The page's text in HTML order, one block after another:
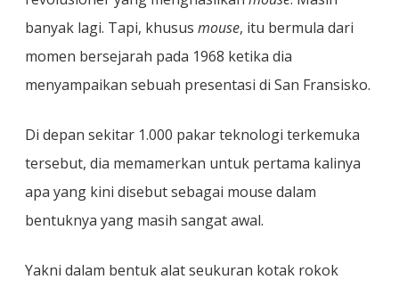
banyak lagi. Tapi, khusus mouse, itu bermula dari
momen bersejarah pada 1968 ketika dia
menyampaikan sebuah presentasi di San Fransisko.
Di depan sekitar 1.000 pakar teknologi terkemuka
tersebut, dia memamerkan untuk pertama kalinya
apa yang kini disebut sebagai mouse dalam
bentuknya yang masih sangat awal.
Yakni dalam bentuk alat seukuran kotak rokok